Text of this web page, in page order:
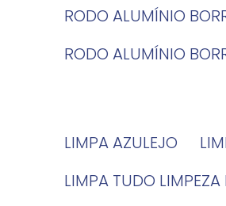
RODO ALUMÍNIO
RODO ALUMÍNIO
LIMPA AZULEJO
LIMPA TUDO